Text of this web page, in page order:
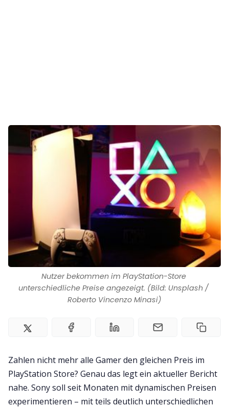
Zusammenarbeit
Kontakt
Impressum
Nutzer bekommen im PlayStation-Store
unterschiedliche Preise angezeigt. (Bild: Unsplash /
Roberto Vincenzo Minasi)
Zahlen nicht mehr alle Gamer den gleichen Preis im
PlayStation Store? Genau das legt ein aktueller Bericht
nahe. Sony soll seit Monaten mit dynamischen Preisen
experimentieren – mit teils deutlich unterschiedlichen